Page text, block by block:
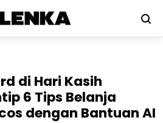
di Hari Kasih
6 Tips Belanja
dengan Bantuan AI